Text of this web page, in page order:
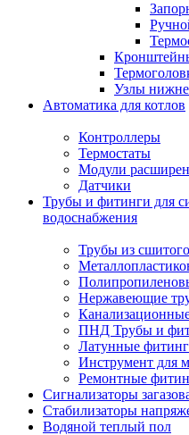
Узлы
Автоматика для котлов
Контроллеры
Термостаты
Модули
Датчики
Трубы и фитинги для
водоснабжения
Трубы из
Нержавеющие
ПНД Трубы и
Латунные
Инструмент для
Ремонтные
Сигнализаторы
Стабилизаторы
Водяной теплый пол